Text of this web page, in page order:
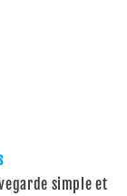
simple et